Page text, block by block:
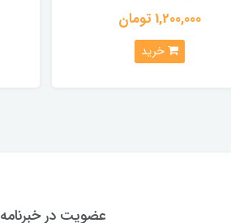
1,200,000 تومان
خرید
عضویت در خبرنامه